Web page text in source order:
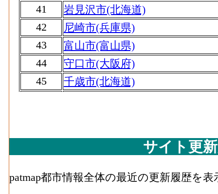
41
岩見沢市(北海道)
42
尼崎市(兵庫県)
43
富山市(富山県)
44
守口市(大阪府)
45
千歳市(北海道)
48
磐田市(静岡県)
49
佐世保市(長崎県)
50
小牧市(愛知県)
サイト更
patmap都市情報全体の最近の更新履歴を表